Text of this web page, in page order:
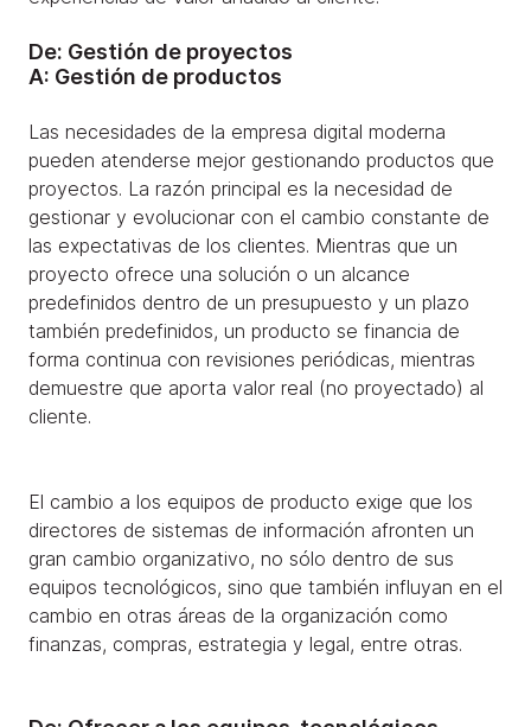
De: Gestión de proyectos
A: Gestión de productos
Las necesidades de la empresa digital moderna
pueden atenderse mejor gestionando productos que
proyectos. La razón principal es la necesidad de
gestionar y evolucionar con el cambio constante de
las expectativas de los clientes. Mientras que un
proyecto ofrece una solución o un alcance
predefinidos dentro de un presupuesto y un plazo
también predefinidos, un producto se financia de
forma continua con revisiones periódicas, mientras
demuestre que aporta valor real (no proyectado) al
cliente.
El cambio a los equipos de producto exige que los
directores de sistemas de información afronten un
gran cambio organizativo, no sólo dentro de sus
equipos tecnológicos, sino que también influyan en el
cambio en otras áreas de la organización como
finanzas, compras, estrategia y legal, entre otras.